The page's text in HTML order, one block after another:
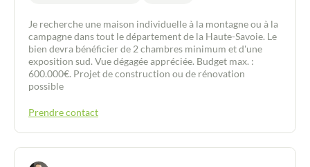
Je recherche une maison individuelle à la montagne ou à la
campagne dans tout le département de la Haute-Savoie. Le
bien devra bénéficier de 2 chambres minimum et d'une
exposition sud. Vue dégagée appréciée. Budget max. :
600.000€. Projet de construction ou de rénovation
possible
Prendre contact